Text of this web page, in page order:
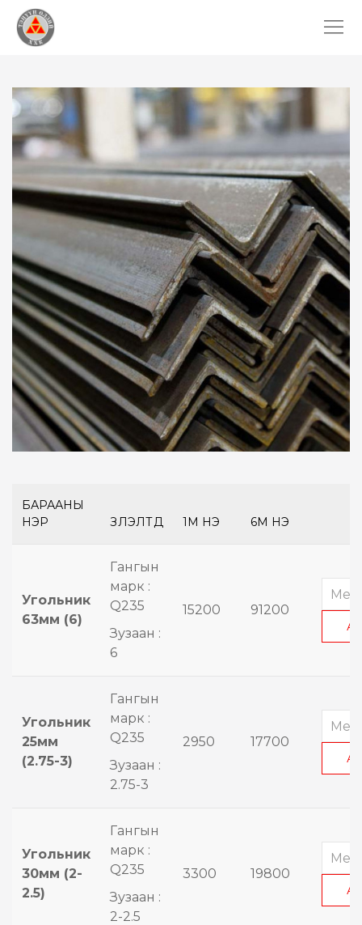
БАРААНЫ
НЭР
ҮЗҮҮЛЭЛТҮҮД 1М ҮНЭ 6М ҮНЭ
Угольник
63мм (6)
Гангын
марк :
Q235
Зузаан :
6
15200 91200
Угольник
25мм
(2.75-3)
Гангын
марк :
Q235
Зузаан :
2.75-3
2950 17700
Угольник
30мм (2-
2.5)
Гангын
марк :
Q235
Зузаан :
2-2.5
3300 19800